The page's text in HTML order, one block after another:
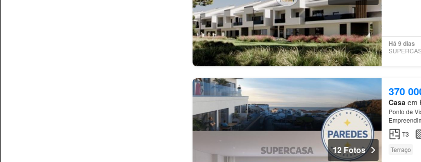
Há 9 dias
12 Fotos
370
Casa em
Ponto de
T3
Terraço